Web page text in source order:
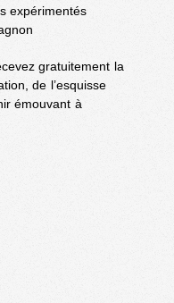
expérimentés
gratuitement la
de l’esquisse
émouvant à